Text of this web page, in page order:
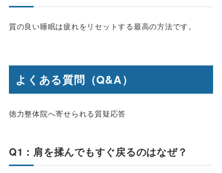
質の良い睡眠は疲れをリセットする最高の方法です。
よくある質問（Q&A）
徳力整体院へ寄せられる質疑応答
Q1：肩を揉んでもすぐ戻るのはなぜ？